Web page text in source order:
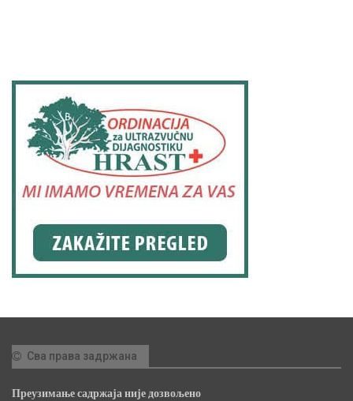
Сва права задржана
Преузимање садржаја није дозвољено